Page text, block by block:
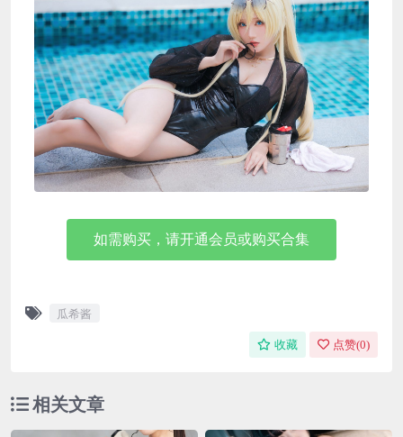
如需购买，请开通会员或购买合集
瓜希酱
收藏 点赞(0)
相关文章